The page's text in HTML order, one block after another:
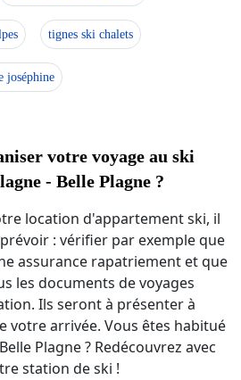
tignes ski chalets
joséphine
votre voyage au ski
- Belle Plagne ?
location d'appartement ski, il
: vérifier par exemple que
assurance rapatriement et que
les documents de voyages
Ils seront à présenter à
votre arrivée. Vous êtes habitué
Plagne ? Redécouvrez avec
station de ski !